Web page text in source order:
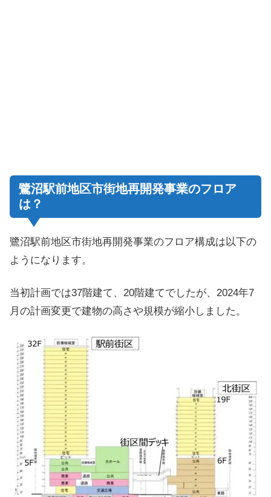
鷺沼駅前地区市街地再開発事業のフロア
は？
鷺沼駅前地区市街地再開発事業のフロア構成は以下の
ようになります。
当初計画では37階建て、20階建てでしたが、2024年7
月の計画変更で建物の高さや規模が縮小しました。